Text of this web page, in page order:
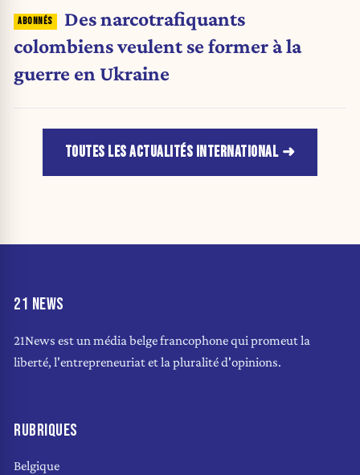
Des narcotrafiquants
colombiens veulent se former à la
guerre en Ukraine
TOUTES LES ACTUALITÉS INTERNATIONAL
21 NEWS
21News est un média belge francophone qui promeut la
liberté, l'entrepreneuriat et la pluralité d'opinions.
RUBRIQUES
Belgique